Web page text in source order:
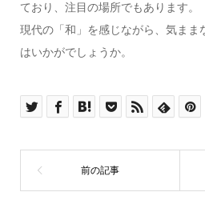
ており、注目の場所でもあります。
現代の「和」を感じながら、気まま
はいかがでしょうか。